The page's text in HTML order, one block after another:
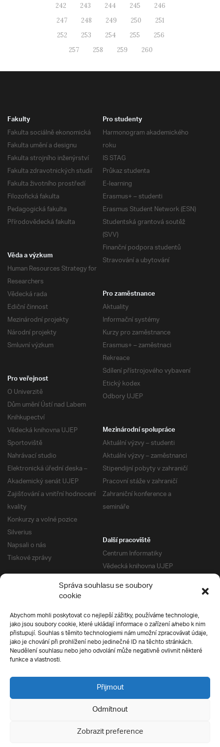
Správa souhlasu se soubory
cookie
Abychom mohli poskytovat co nejlepší zážitky, používáme technologie,
jako jsou soubory cookie, které ukládají informace o zařízení a/nebo k nim
přistupují. Souhlas s těmito technologiemi nám umožní zpracovávat údaje,
jako je chování při prohlížení nebo jedinečné ID na těchto stránkách.
Neudělení souhlasu nebo jeho odvolání může negativně ovlivnit některé
funkce a vlastnosti.
Přijmout
Odmítnout
Zobrazit preference
242
243 244 245
246
247
248 249 250
251
252
253 254 255
256
257
258 259 260
Fakulty
Fakulta sociálně ekonomická
Fakulta umění a designu
Fakulta strojního inženýrství
Fakulta zdravotnických studií
Fakulta životního prostředí
Filozofická fakulta
Pedagogická fakulta
Přírodovědecká fakulta
Pro studenty
Harmonogram akademického
roku
IS STAG
Průkaz studenta
E-learning
Erasmus+ – studenti
Erasmus Student Network (ESN)
Studentská grantová soutěž
(SVV)
Finanční podpora studentů
Stravování a ubytování
Věda a výzkum
Human Resources Strategy for
Researchers
Vědecká rada
Ediční činnost
Mezinárodní projekty
Národní projekty
Smluvní výzkum
Pro zaměstnance
Aktuality
Informační systémy
Kurzy pro zaměstnance
Erasmus+ – zaměstnaci
Rekreace
Sdílení přístrojového vybavení
Etický kodex
Odbory UJEP
Pro veřejnost
O Univerzitě
Dům umění Ústí nad Labem
Knihkupectví
Vědecká knihovna UJEP
Sportoviště
Nahrávací studio
Elektronická úřední deska –
Akademický senát UJEP
Zajišťování a vnitřní hodnocení
kvality
Konkurzy a volné pozice
Silverius
Napsali o nás
Tiskové zprávy
Mezinárodní spolupráce
Aktuální výzvy – studenti
Aktuální výzvy – zaměstnanci
Stipendijní pobyty v zahraničí
Pracovní stáže v zahraničí
Zahraniční konference a
semináře
Další pracoviště
Centrum Informatiky
Vědecká knihovna UJEP
Správa kolejí a menz
Univerzitní centrum podpory
Silverius
Pro uchazeče
Přijímací řízení
E-prihlaska
Přípravné kurzy
Ochrana soukromí
Všechna práva vyhrazena